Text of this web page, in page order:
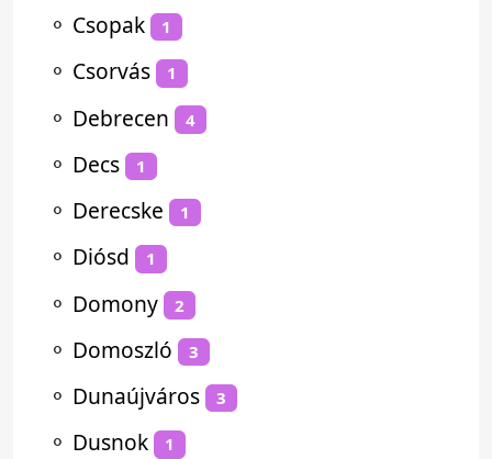
⚬ Csopak 1
⚬ Csorvás 1
⚬ Debrecen 4
⚬ Decs 1
⚬ Derecske 1
⚬ Diósd 1
⚬ Domony 2
⚬ Domoszló 3
⚬ Dunaújváros 3
⚬ Dusnok 1